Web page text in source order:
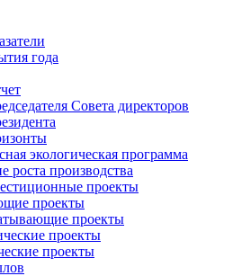
года
Совета директоров
экологическая программа
роста производства
проекты
проекты
проекты
проекты
проекты